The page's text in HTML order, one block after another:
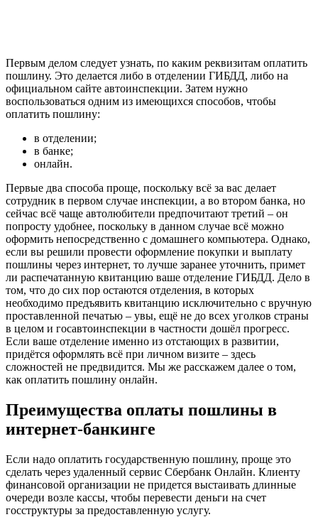
Первым делом следует узнать, по каким реквизитам оплатить
пошлину. Это делается либо в отделении ГИБДД, либо на
официальном сайте автоинспекции. Затем нужно
воспользоваться одним из имеющихся способов, чтобы
оплатить пошлину:
в отделении;
в банке;
онлайн.
Первые два способа проще, поскольку всё за вас делает
сотрудник в первом случае инспекции, а во втором банка, но
сейчас всё чаще автолюбители предпочитают третий – он
попросту удобнее, поскольку в данном случае всё можно
оформить непосредственно с домашнего компьютера. Однако,
если вы решили провести оформление покупки и выплату
пошлины через интернет, то лучше заранее уточнить, примет
ли распечатанную квитанцию ваше отделение ГИБДД. Дело в
том, что до сих пор остаются отделения, в которых
необходимо предъявить квитанцию исключительно с вручную
проставленной печатью – увы, ещё не до всех уголков страны
в целом и госавтоинспекции в частности дошёл прогресс.
Если ваше отделение именно из отстающих в развитии,
придётся оформлять всё при личном визите – здесь
сложностей не предвидится. Мы же расскажем далее о том,
как оплатить пошлину онлайн.
Преимущества оплаты пошлины в
интернет-банкинге
Если надо оплатить государственную пошлину, проще это
сделать через удаленный сервис Сбербанк Онлайн. Клиенту
финансовой организации не придется выстаивать длинные
очереди возле кассы, чтобы перевести деньги на счет
госструктуры за предоставленную услугу.